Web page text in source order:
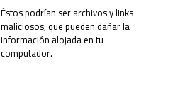
Éstos podrían ser archivos y links
maliciosos, que pueden dañar la
información alojada en tu
computador.